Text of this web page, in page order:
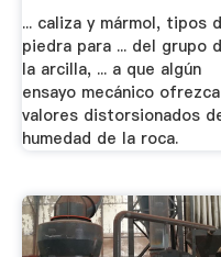
... caliza y mármol, tipos
piedra para ... del grupo
la arcilla, ... a que algún
ensayo mecánico ofrezca
valores distorsionados
humedad de la roca.